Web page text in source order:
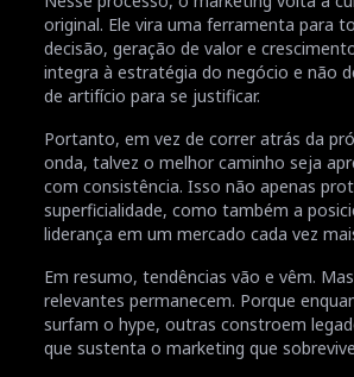
original. Ele vira uma ferramenta para
decisão, geração de valor e
integra à estratégia do negócio e não
de artifício para se justificar.
Portanto, em vez de correr atrás da
onda, talvez o melhor caminho seja
com consistência. Isso não apenas
superficialidade, como também a
liderança em um mercado cada vez
Em resumo, tendências vão e vêm.
relevantes permanecem. Porque
surfam o hype, outras constroem
que sustenta o marketing que